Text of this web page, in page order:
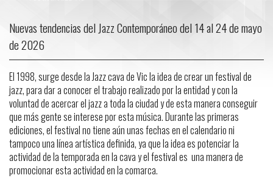
Nuevas tendencias del Jazz Contemporáneo del 14 al 24 de mayo
de 2026
El 1998, surge desde la Jazz cava de Vic la idea de crear un festival de
jazz, para dar a conocer el trabajo realizado por la entidad y con la
voluntad de acercar el jazz a toda la ciudad y de esta manera conseguir
que más gente se interese por esta música. Durante las primeras
ediciones, el festival no tiene aún unas fechas en el calendario ni
tampoco una línea artística definida, ya que la idea es potenciar la
actividad de la temporada en la cava y el festival es una manera de
promocionar esta actividad en la comarca.